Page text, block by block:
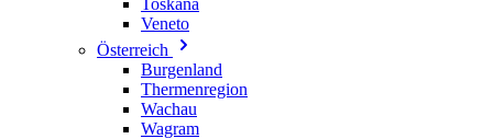
Toskana
Veneto
Österreich
Burgenland
Thermenregion
Wachau
Wagram